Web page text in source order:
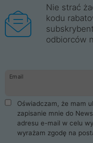
Nie strać
kodu
odbiorców
Email
Oświadczam, że mam
zapisanie mnie do
adresu e-mail w celu
wyrażam zgodę na